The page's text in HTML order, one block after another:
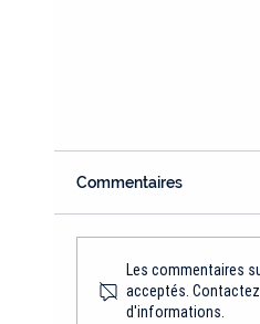
Chère communauté
partageons avec
qu'aux artistes et
Commentaires
Les commentaires
acceptés.
d'informations.